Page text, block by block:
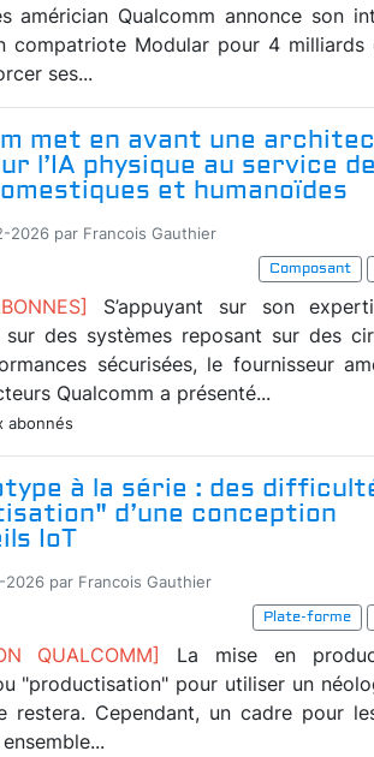
américian Qualcomm annonce son
compatriote Modular pour 4 milliards
ses...
met en avant une
l’IA physique au service de
et humanoïdes
2026 par Francois Gauthier
Composant
S’appuyant sur son
sur des systèmes reposant sur des
sécurisées, le fournisseur
Qualcomm a présenté...
abonnés
à la série : des
d’une conception
IoT
2026 par Francois Gauthier
Plate-forme
QUALCOMM]
La mise en
"productisation" pour utiliser un
restera. Cependant, un cadre pour